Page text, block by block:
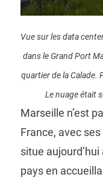
Vue sur les data
dans le Grand Port
quartier de la Calade.
Le nuage était
Marseille n’est
France, avec
situe aujourd’hui
pays en